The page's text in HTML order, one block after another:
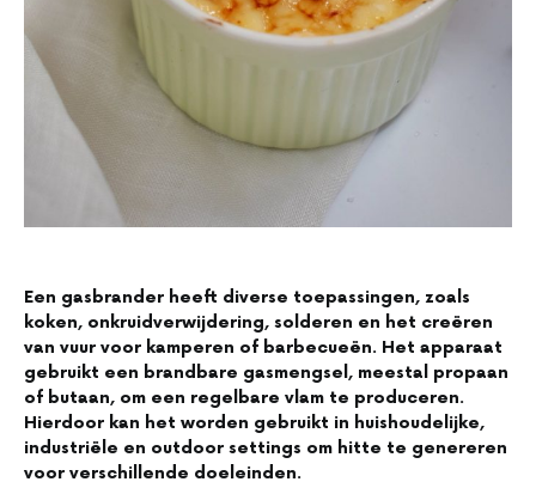
Een gasbrander heeft diverse toepassingen, zoals
koken, onkruidverwijdering, solderen en het creëren
van vuur voor kamperen of barbecueën. Het apparaat
gebruikt een brandbare gasmengsel, meestal propaan
of butaan, om een regelbare vlam te produceren.
Hierdoor kan het worden gebruikt in huishoudelijke,
industriële en outdoor settings om hitte te genereren
voor verschillende doeleinden.